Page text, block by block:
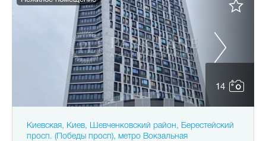
14
Киевская, Киев, Шевченковский район, Берестейский
просп. (Победы просп), метро Вокзальная